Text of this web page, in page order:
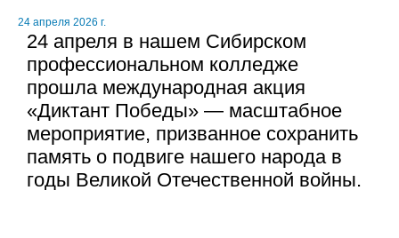
24 апреля 2026 г.
24 апреля в нашем Сибирском
профессиональном колледже
прошла международная акция
«Диктант Победы» — масштабное
мероприятие, призванное сохранить
память о подвиге нашего народа в
годы Великой Отечественной войны.